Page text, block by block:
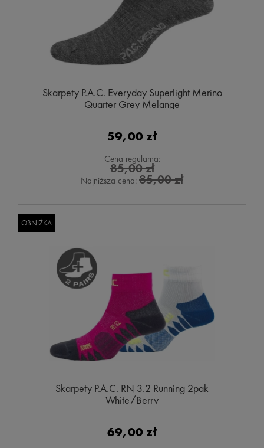
Skarpety P.A.C. Everyday Superlight Merino
Quarter Grey Melange
59,00 zł
Cena regularna:
85,00 zł
Najniższa cena: 85,00 zł
Skarpety P.A.C. RN 3.2 Running 2pak
White/Berry
69,00 zł
OBNIŻKA